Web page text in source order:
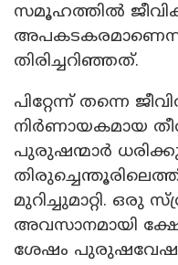
സമൂഹത്തിൽ
തിരിച്ചറിഞ്ഞത്.
പിറ്റേന്ന് തന്നെ
നിർണായകമായ
പുരുഷന്മാർ
മുറിച്ചുമാറ്റി. ഒരു
അവസാനമായി
ശേഷം